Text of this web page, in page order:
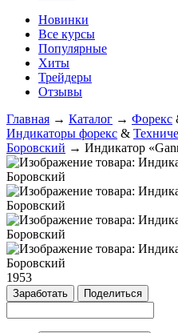
Новинки
Все курсы
Популярные
Хиты
Трейдеры
Отзывы
Главная → Каталог → Форекс
Индикаторы форекс &
Боровский → Индикатор
1953
Заработать Поделиться